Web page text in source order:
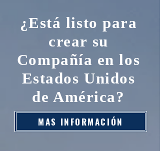
¿Está listo para
crear su
Compañía en los
Estados Unidos
de América?
MAS INFORMACIÓN